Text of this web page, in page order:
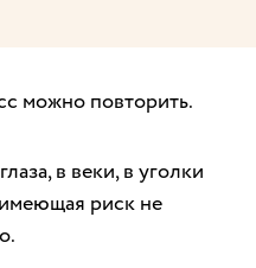
можно повторить.
в веки, в уголки
риск не